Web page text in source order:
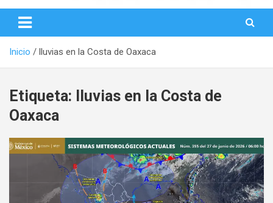
PubliMar
Inicio lluvias en la Costa de Oaxaca
Etiqueta:
lluvias en la Costa de
Oaxaca